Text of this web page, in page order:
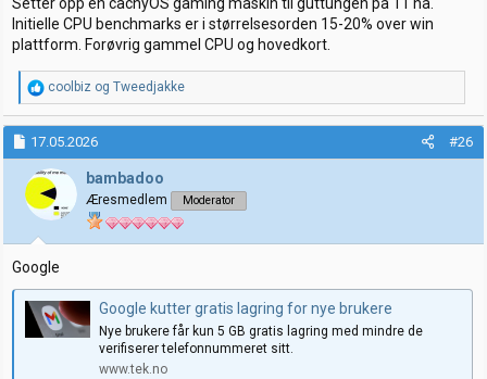
Initielle CPU benchmarks er i størrelsesorden 15-20% over win
plattform. Forøvrig gammel CPU og hovedkort.
R
e
a
k
j
o
n
e
r
:
coolbiz og Tweedjakke
17.05.2026 #26
bambadoo
Æresmedlem Moderator
Google
Google kutter gratis lagring for nye brukere
Nye brukere får kun 5 GB gratis lagring med mindre de
verifiserer telefonnummeret sitt.
www.tek.no